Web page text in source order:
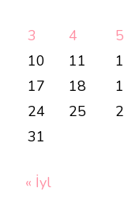
3
4 5
10
11
17
18
24
25
31
« İyl